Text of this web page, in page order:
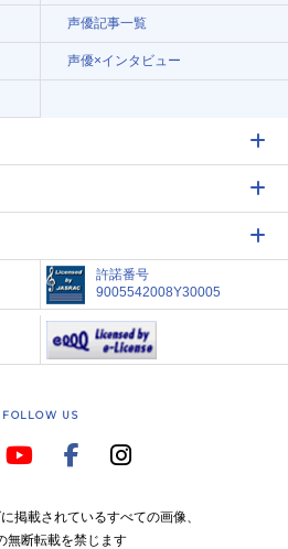
声優記事一覧
声優×インタビュー
許諾番号
9005542008Y30005
FOLLOW US
掲載されているすべての画像、
無断転載を禁じます